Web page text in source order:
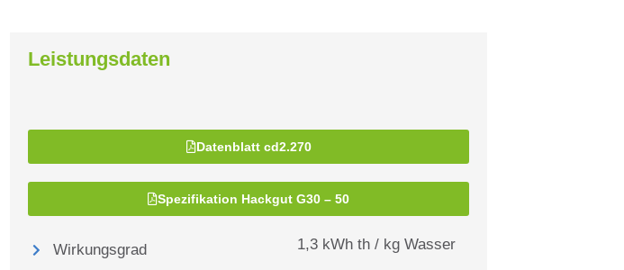
Leistungsdaten
Datenblatt cd2.270
Spezifikation Hackgut G30 – 50
Wirkungsgrad 1,3 kWh th / kg Wasser